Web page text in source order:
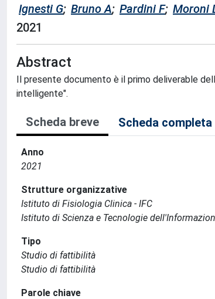
Ignesti G; Bruno A; Pardini F; Moroni
2021
Abstract
Il presente documento è il primo deliverable
intelligente".
Scheda breve Scheda completa
Anno
2021
Strutture organizzative
Istituto di Fisiologia Clinica - IFC
Istituto di Scienza e Tecnologie
Tipo
Studio di fattibilità
Studio di fattibilità
Parole chiave